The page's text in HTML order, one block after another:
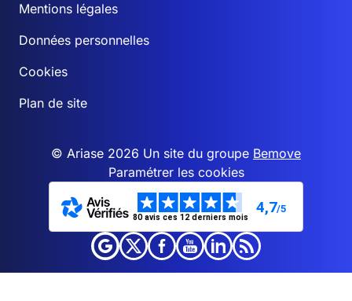
Mentions légales
Données personnelles
Cookies
Plan de site
© Ariase 2026 Un site du groupe Bemove
Paramétrer les cookies
80 avis ces 12 derniers mois
4,7/5